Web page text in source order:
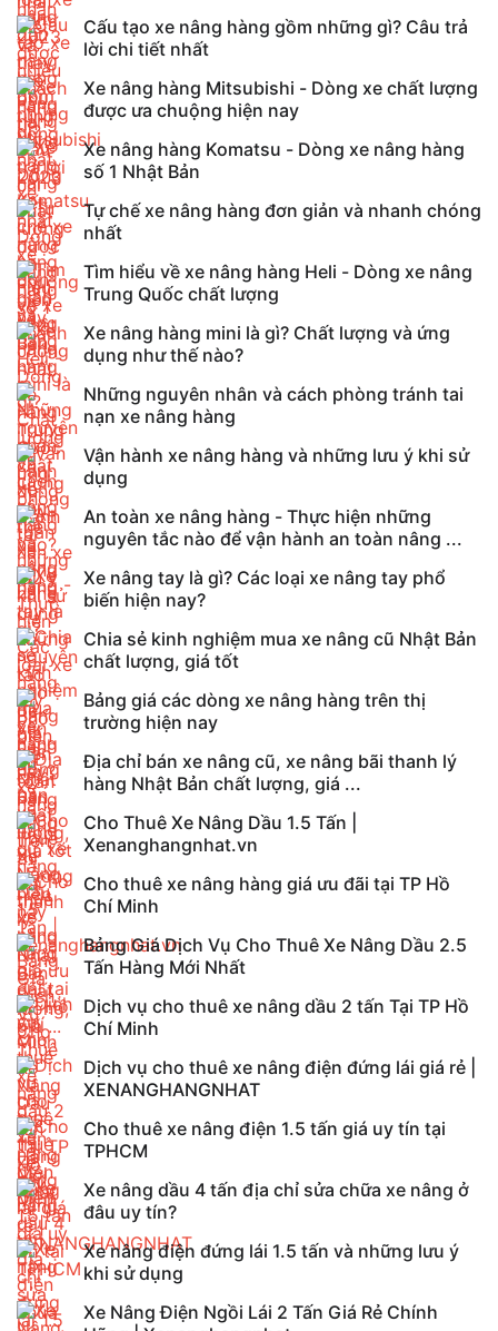
Cấu tạo xe nâng hàng gồm những gì? Câu trả
lời chi tiết nhất
Xe nâng hàng Mitsubishi - Dòng xe chất lượng
được ưa chuộng hiện nay
Xe nâng hàng Komatsu - Dòng xe nâng hàng
số 1 Nhật Bản
Tự chế xe nâng hàng đơn giản và nhanh chóng
nhất
Tìm hiểu về xe nâng hàng Heli - Dòng xe nâng
Trung Quốc chất lượng
Xe nâng hàng mini là gì? Chất lượng và ứng
dụng như thế nào?
Những nguyên nhân và cách phòng tránh tai
nạn xe nâng hàng
Vận hành xe nâng hàng và những lưu ý khi sử
dụng
An toàn xe nâng hàng - Thực hiện những
nguyên tắc nào để vận hành an toàn nâng ...
Xe nâng tay là gì? Các loại xe nâng tay phổ
biến hiện nay?
Chia sẻ kinh nghiệm mua xe nâng cũ Nhật Bản
chất lượng, giá tốt
Bảng giá các dòng xe nâng hàng trên thị
trường hiện nay
Địa chỉ bán xe nâng cũ, xe nâng bãi thanh lý
hàng Nhật Bản chất lượng, giá ...
Cho Thuê Xe Nâng Dầu 1.5 Tấn |
Xenanghangnhat.vn
Cho thuê xe nâng hàng giá ưu đãi tại TP Hồ
Chí Minh
Bảng Giá Dịch Vụ Cho Thuê Xe Nâng Dầu 2.5
Tấn Hàng Mới Nhất
Dịch vụ cho thuê xe nâng dầu 2 tấn Tại TP Hồ
Chí Minh
Dịch vụ cho thuê xe nâng điện đứng lái giá rẻ |
XENANGHANGNHAT
Cho thuê xe nâng điện 1.5 tấn giá uy tín tại
TPHCM
Xe nâng dầu 4 tấn địa chỉ sửa chữa xe nâng ở
đâu uy tín?
Xe nâng điện đứng lái 1.5 tấn và những lưu ý
khi sử dụng
Xe Nâng Điện Ngồi Lái 2 Tấn Giá Rẻ Chính